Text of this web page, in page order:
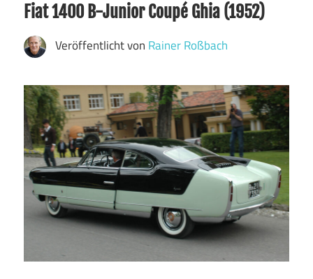
Fiat 1400 B-Junior Coupé Ghia (1952)
Veröffentlicht von Rainer Roßbach